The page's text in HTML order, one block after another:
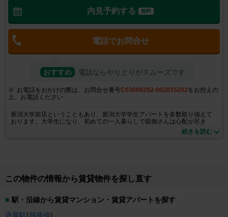
内見予約する 無料
電話でお問合せ
おすすめ 電話ならやりとりがスムーズです
お電話をおかけの際は、お問合せ番号C03000292-002015202 をお控えの
上、お電話ください
新潟大学前店ということもあり、新潟大学学生アパートを多数取り揃えて
おります。大学生になり、初めての一人暮らしで親御さんは心配が尽き
ず、いろいろなアパートをご覧になると思いますが、まずは『新潟大学前
店』にご相談下さい。また一般向けの物件も新潟市西区を中心に多数掲載
続きを読む
この物件の情報から賃貸物件を探し直す
駅・沿線から賃貸マンション・賃貸アパートを探す
寺尾駅(越後線)